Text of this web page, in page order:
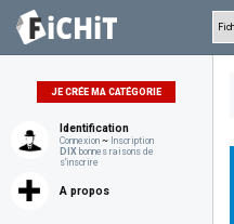
JE CRÉE MA CATÉGORIE
Identification
Connexion ~ Inscription
DIX bonnes raisons de
s'inscrire
A propos